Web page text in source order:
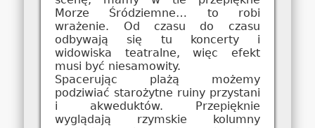
Morze Śródziemne… to robi
wrażenie. Od czasu do czasu
odbywają się tu koncerty i
widowiska teatralne, więc efekt
musi być niesamowity.
Spacerując plażą możemy
podziwiać starożytne ruiny przystani
i akweduktów. Przepięknie
wyglądają rzymskie kolumny